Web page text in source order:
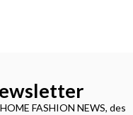
FASHION NEWS, des